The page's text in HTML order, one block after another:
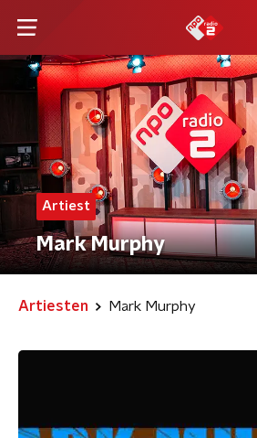
Artiest
Mark Murphy
Artiesten Mark Murphy